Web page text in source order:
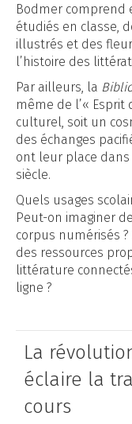
Bodmer comprend
étudiés en classe,
illustrés et des
l’histoire des
Par ailleurs, la
même de l’« Esprit
culturel, soit un
des échanges
ont leur place dans
siècle.
Quels usages
Peut-on imaginer
corpus numérisés
des ressources
littérature
ligne ?
La
éclaire la
cours